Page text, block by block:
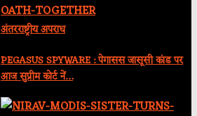
अंतरराष्ट्रीय अपराध
PEGASUS SPYWARE : पेगासस जासूसी कांड पर
आज सुप्रीम कोर्ट नें…